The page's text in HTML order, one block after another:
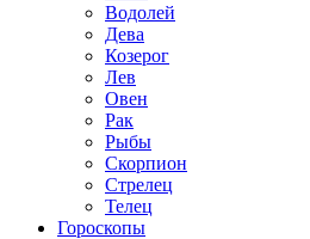
Водолей
Дева
Козерог
Лев
Овен
Рак
Рыбы
Скорпион
Стрелец
Телец
Гороскопы